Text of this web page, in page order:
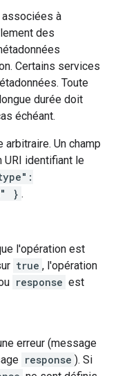
à
des
Certains services
Toute
durée doit
échéant.
Un champ
URI identifiant le
} .
l'opération est
true , l'opération
response est
erreur (message
response ). Si